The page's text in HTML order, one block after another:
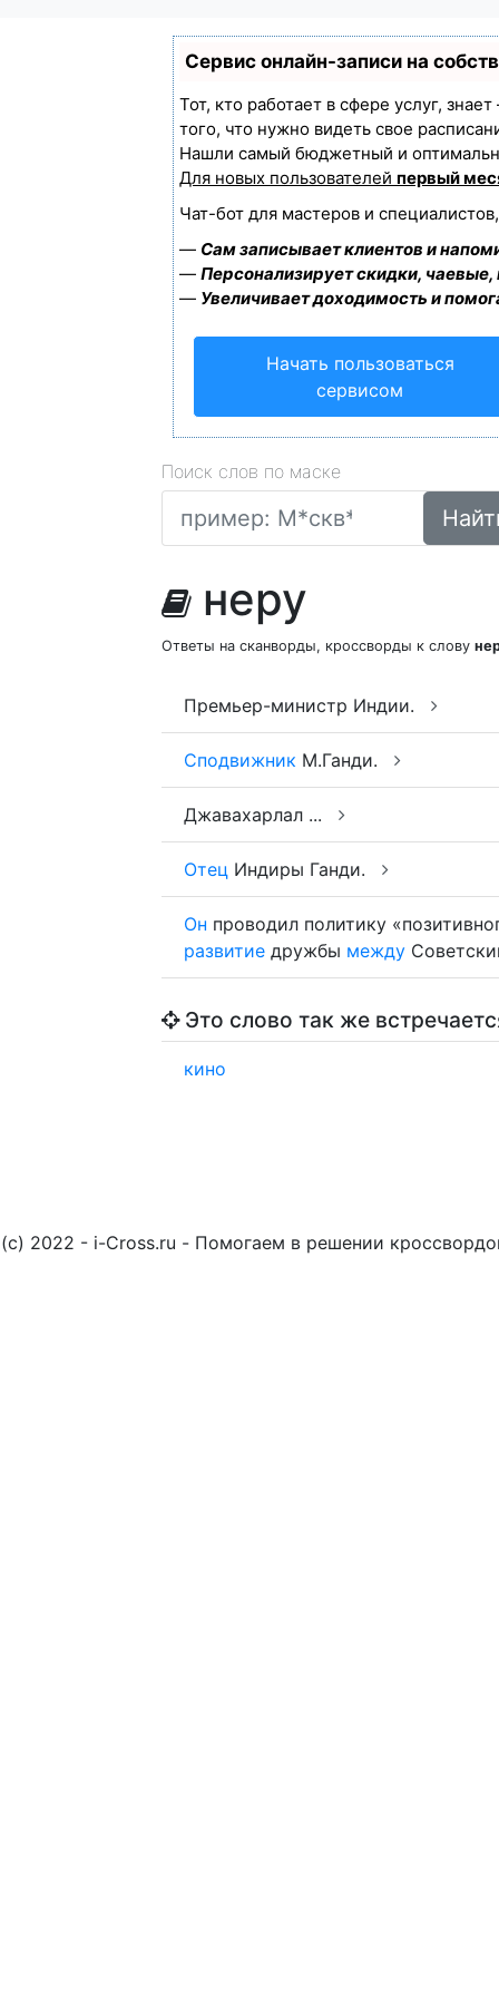
Сервис онлайн-записи на
Тот, кто работает в сфере услуг,
того, что нужно видеть свое
Нашли самый бюджетный и
Для новых пользователей первый
Чат-бот для мастеров и
— Сам записывает клиентов и
— Персонализирует скидки,
— Увеличивает доходимость и
Начать пользоваться
сервисом
Поиск слов по маске
неру
Ответы на сканворды, кроссворды к слову
Премьер-министр Индии.
Сподвижник М.Ганди.
Джавахарлал ...
Отец Индиры Ганди.
Он проводил политику
развитие дружбы между
Это слово так же
кино
(c) 2022 - i-Cross.ru - Помогаем в решении